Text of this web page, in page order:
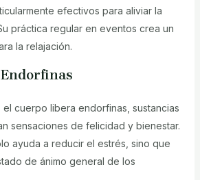
efectivos para aliviar la
práctica regular en eventos crea un
la relajación.
el cuerpo libera endorfinas, sustancias
sensaciones de felicidad y bienestar.
ayuda a reducir el estrés, sino que
de ánimo general de los